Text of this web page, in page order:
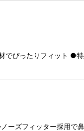
ぴったりフィット ●
ーズフィッター採用で